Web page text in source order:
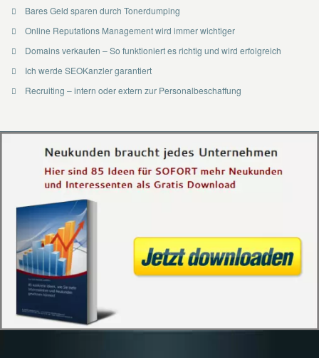
Bares Geld sparen durch Tonerdumping
Online Reputations Management wird immer wichtiger
Domains verkaufen – So funktioniert es richtig und wird erfolgreich
Ich werde SEOKanzler garantiert
Recruiting – intern oder extern zur Personalbeschaffung